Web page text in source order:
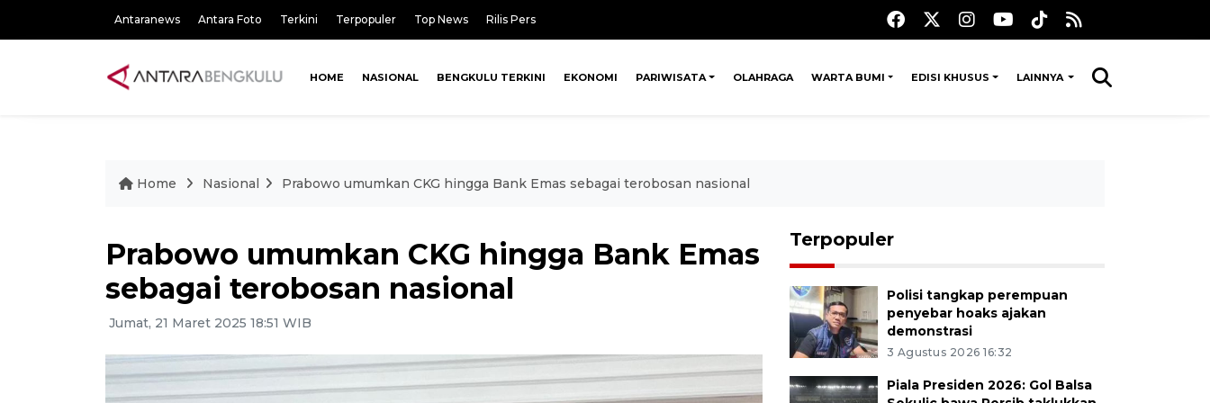
Antaranews Antara Foto Terkini Terpopuler Top News Rilis Pers
HOME NASIONAL BENGKULU TERKINI EKONOMI PARIWISATA OLAHRAGA WARTA BUMI EDISI KHUSUS LAINNYA
Home Nasional Prabowo umumkan CKG hingga Bank Emas sebagai terobosan nasional
Prabowo umumkan CKG hingga Bank Emas
sebagai terobosan nasional
Jumat, 21 Maret 2025 18:51 WIB
Terpopuler
Polisi tangkap perempuan
penyebar hoaks ajakan
demonstrasi
3 Agustus 2026 16:32
Piala Presiden 2026: Gol Balsa